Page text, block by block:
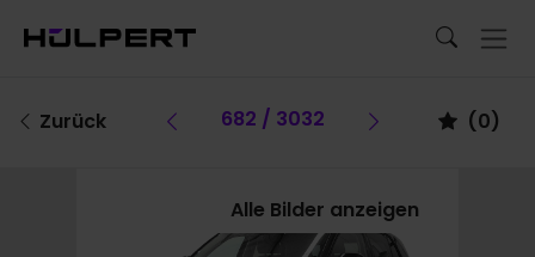
Zurück Vorheriges Fahrzeug
682 / 3032 Vorheriges
(0)
Alle Bilder anzeigen